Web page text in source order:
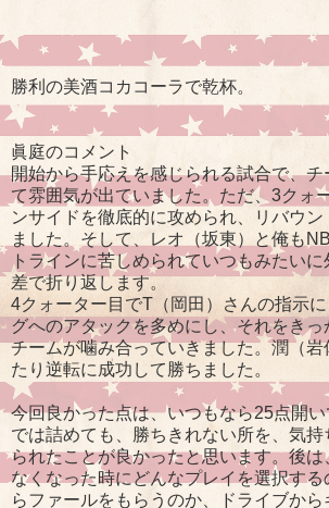
勝利の美酒コカコーラで乾杯。
眞庭のコメント
開始から手応えを感じられる試合で、
て雰囲気が出ていました。ただ、3クォ
ンサイドを徹底的に攻められ、リバウン
ました。そして、レオ（坂東）と俺も
トラインに苦しめられていつもみたい
差で折り返します。
4クォーター目でT（岡田）さんの指示
グへのアタックを多めにし、それをきっ
チームが噛み合っていきました。潤（
たり逆転に成功して勝ちました。
今回良かった点は、いつもなら25点開
では詰めても、勝ちきれない所を、気
られたことが良かったと思います。後
なくなった時にどんなプレイを選択す
らファールをもらうのか、ドライブか